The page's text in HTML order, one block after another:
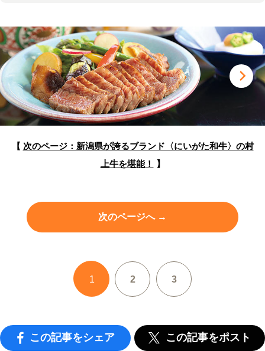
【 次のページ：新潟県が誇るブランド〈にいがた和牛〉の村
上牛を堪能！
】
次のページへ →
1 2 3
この記事をシェア この記事をポスト